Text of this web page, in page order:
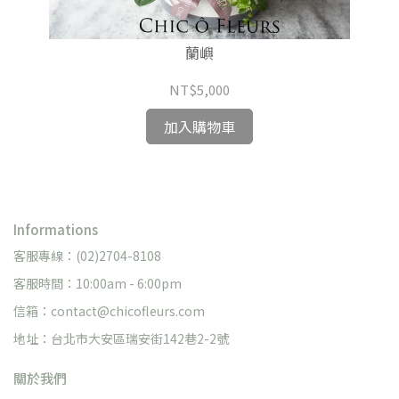
蘭嶼
NT$5,000
加入購物車
Informations
客服專線：(02)2704-8108
客服時間：10:00am - 6:00pm
信箱：contact@chicofleurs.com
地址：台北市大安區瑞安街142巷2-2號
關於我們